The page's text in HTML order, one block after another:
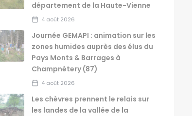
département de la Haute-Vienne
4 août 2026
Journée GEMAPI : animation sur les
zones humides auprès des élus du
Pays Monts & Barrages à
Champnétery (87)
4 août 2026
Les chèvres prennent le relais sur
les landes de la vallée de la